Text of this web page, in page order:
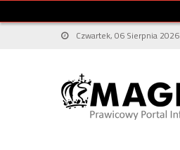
Czwartek, 06 Sierpnia 2026